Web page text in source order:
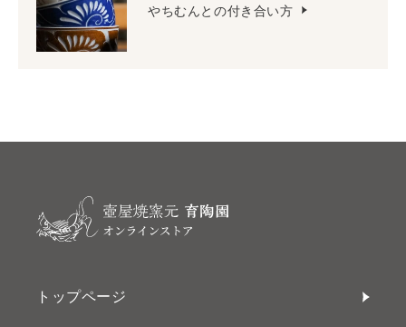
やちむんとの付き合い方
トップページ